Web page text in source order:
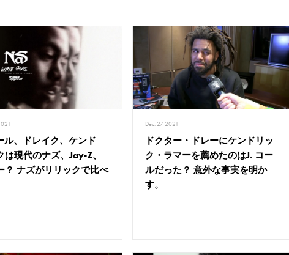
ル、ドレイク、ケンド
は現代のナズ、Jay-Z、
？ ナズがリリックで比べ
Dec. 27 2021
ドクター・ドレーにケンドリッ
ク・ラマーを薦めたのはJ. コー
ルだった？ 意外な事実を明か
す。